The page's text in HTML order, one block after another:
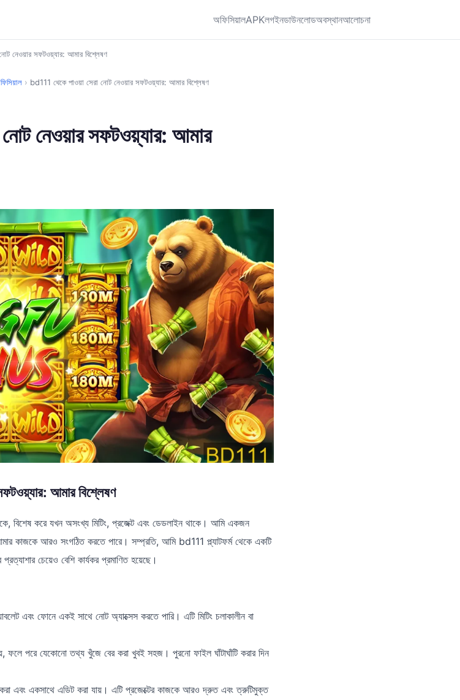
অফিসিয়ালAPKলগইনডাউনলোডঅবস্থানআলোচনা
নেওয়ার সফটওয়্যার: আমার বিশ্লেষণ
› bd111 থেকে পাওয়া সেরা নোট নেওয়ার সফটওয়্যার: আমার বিশ্লেষণ
নেওয়ার সফটওয়্যার: আমার
আমার বিশ্লেষণ
বিশেষ করে যখন অসংখ্য মিটিং, প্রজেক্ট এবং ডেডলাইন থাকে। আমি একজন
কাজকে আরও সংগঠিত করতে পারে। সম্প্রতি, আমি bd111 প্ল্যাটফর্ম থেকে একটি
চেয়েও বেশি কার্যকর প্রমাণিত হয়েছে।
এবং ফোনে একই সাথে নোট অ্যাক্সেস করতে পারি। এটি মিটিং চলাকালীন বা
ফলে পরে যেকোনো তথ্য খুঁজে বের করা খুবই সহজ। পুরনো ফাইল ঘাঁটাঘাঁটি করার দিন
করা এবং একসাথে এডিট করা যায়। এটি প্রজেক্টের কাজকে আরও দ্রুত এবং ত্রুটিমুক্ত